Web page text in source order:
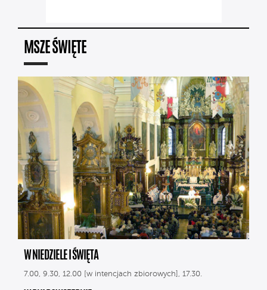
MSZE ŚWIĘTE
W NIEDZIELE I ŚWIĘTA
7.00, 9.30, 12.00 [w intencjach zbiorowych], 17.30.